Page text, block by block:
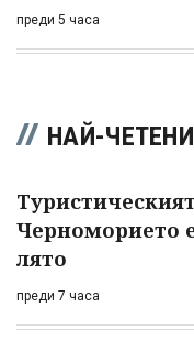
преди 5 часа
НАЙ-ЧЕТЕНИ
Черноморието
лято
преди 7 часа